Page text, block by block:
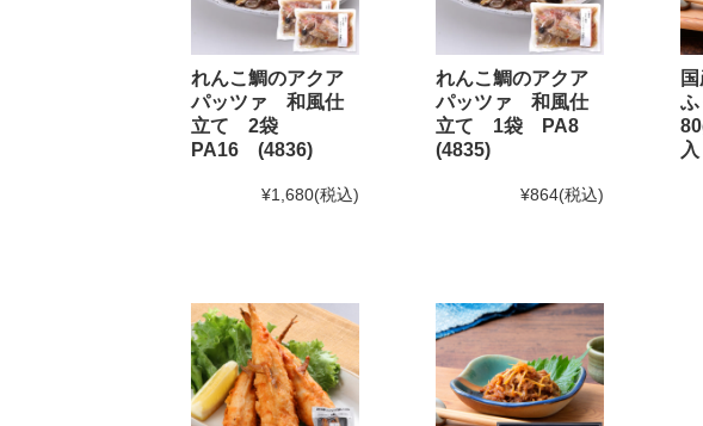
2025年2月22日 BSS山陰放送「JOY!＋」にて和田珍味の「ふぐ味醂干」
2024年12月5日実店舗の年末年始の営業時間について
年内発送受付は12月20日(金)11:59までとなります。12月20日(金)12:00以
2024年8月30日大感謝祭「秋のうまいもん」開催中！
2024年8月27日 【和田珍味本店・福乃和からのお知らせ[訂正]】
れんこ鯛のアクア
パッツァ 和風仕
立て 2袋
PA16 (4836)
¥1,680(税込)
れんこ鯛のアクア
パッツァ 和風仕
立て 1袋 PA8
(4835)
¥864(税込)
ふ